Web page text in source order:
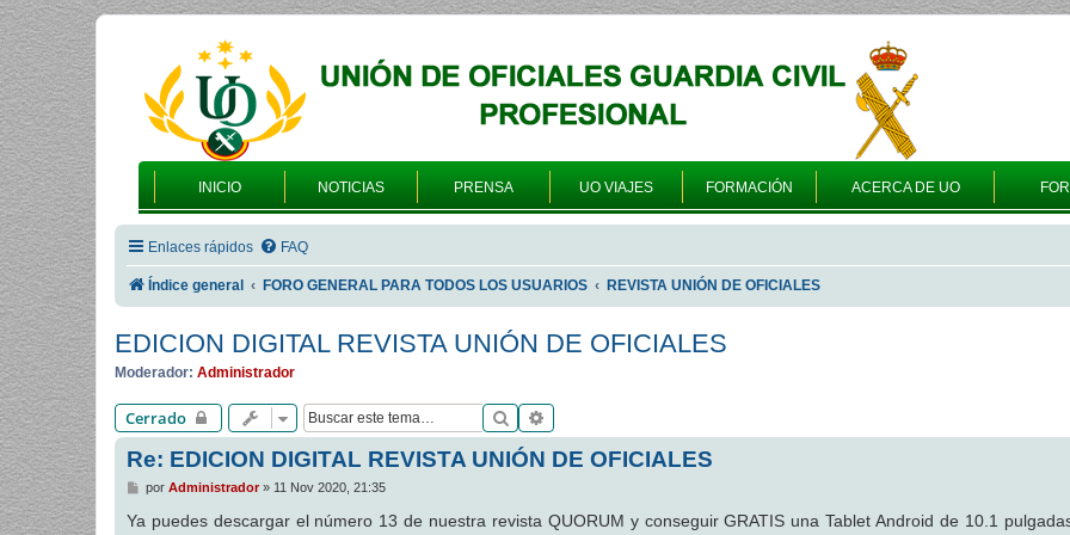
INICIO NOTICIAS PRENSA UO VIAJES FORMACIÓN ACERCA DE UO
Enlaces rápidos FAQ
Índice general FORO GENERAL PARA TODOS LOS USUARIOS REVISTA UNIÓN DE OFICIALES
EDICION DIGITAL REVISTA UNIÓN DE OFICIALES
Moderador: Administrador
Cerrado Buscar
Re: EDICION DIGITAL REVISTA UNIÓN DE OFICIALES
M
n
por Administrador» 11 Nov 2020, 21:35
Ya puedes descargar el número 13 de nuestra revista QUORUM y conseguir GRATIS una Tablet Android de 10.1